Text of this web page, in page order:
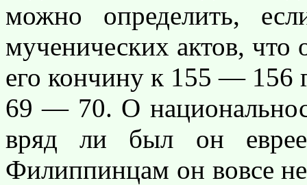
можно определить,
мученических актов, что
его кончину к 155 — 156
69 — 70. О
вряд ли был он
Филиппинцам он вовсе